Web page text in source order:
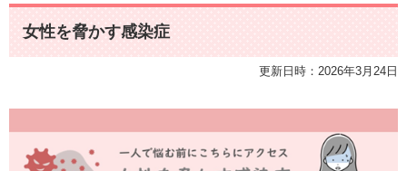
女性を脅かす感染症
更新日時：2026年3月24日